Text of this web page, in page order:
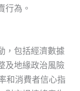
行為。
，包括經濟數據
及地緣政治風險
和消費者信心指